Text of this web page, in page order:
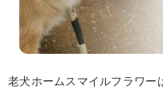
老犬ホームスマイルフラワー